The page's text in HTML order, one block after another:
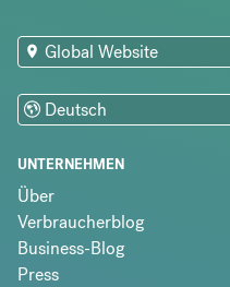
UNTERNEHMEN
Über
Verbraucherblog
Business-Blog
Press